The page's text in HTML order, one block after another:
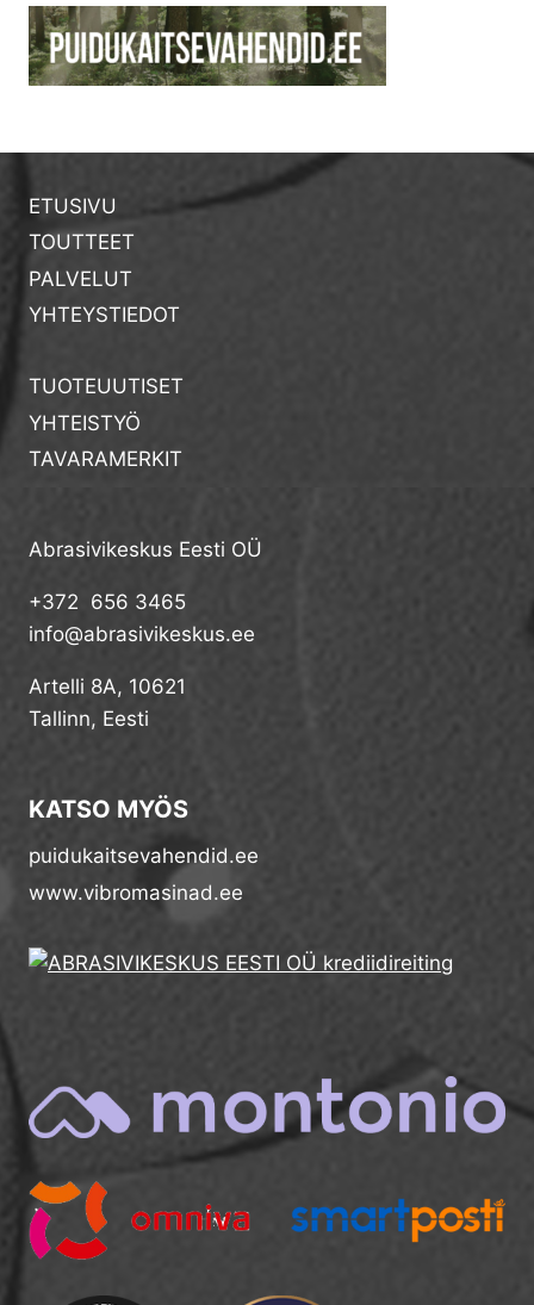
ETUSIVU
TOUTTEET
PALVELUT
YHTEYSTIEDOT
TUOTEUUTISET
YHTEISTYÖ
TAVARAMERKIT
Abrasivikeskus Eesti OÜ
+372 656 3465
info@abrasivikeskus.ee
Artelli 8A, 10621
Tallinn, Eesti
KATSO MYÖS
puidukaitsevahendid.ee
www.vibromasinad.ee